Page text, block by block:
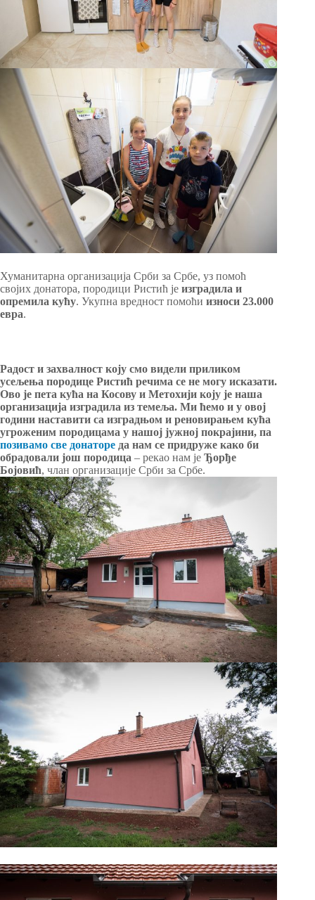
Хуманитарна организација Срби за Србе, уз помоћ
својих донатора, породици Ристић је изградила и
опремила кућу. Укупна вредност помоћи износи 23.000
евра.
Радост и захвалност коју смо видели приликом
усељења породице Ристић речима се не могу исказати.
Ово је пета кућа на Косову и Метохији коју је наша
организација изградила из темеља. Ми ћемо и у овој
години наставити са изградњом и реновирањем кућа
угроженим породицама у нашој јужној покрајини, па
позивамо све донаторе да нам се придруже како би
обрадовали још породица – рекао нам је Ђорђе
Бојовић, члан организације Срби за Србе.